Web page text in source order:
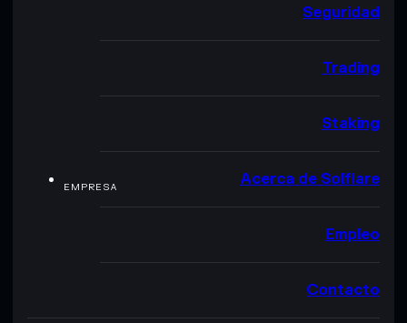
Seguridad
Trading
Staking
EMPRESA Acerca de Solflare
Empleo
Contacto